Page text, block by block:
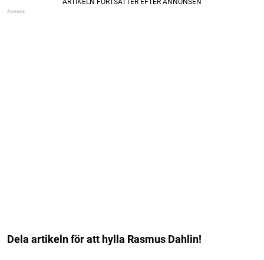
Dela artikeln för att hylla Rasmus Dahlin!